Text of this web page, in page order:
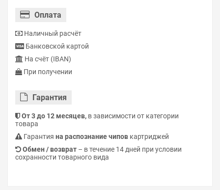
Оплата
Наличный расчёт
Банковской картой
На счёт (IBAN)
При получении
Гарантия
От 3 до 12 месяцев, в зависимости от категории
товара
Гарантия на распознание чипов картриджей
Обмен / возврат – в течение 14 дней при условии
сохранности товарного вида